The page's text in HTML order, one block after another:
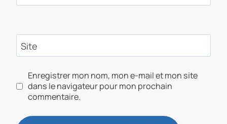
Site
Enregistrer mon nom, mon e-mail et mon site
dans le navigateur pour mon prochain
commentaire.